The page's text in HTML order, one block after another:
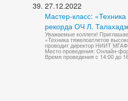
27.12.2022
Мастер-класс:
рекорда ОЧ Л.
Уважаемые коллеги!
«Техника тяжелоатлетов
проводит директор НИИТ
Место проведения: Онлайн-
Время проведения с 14:00 до